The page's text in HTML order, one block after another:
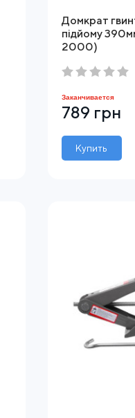
Домкрат
підйому
2000)
Заканчивается
789 грн
Купить